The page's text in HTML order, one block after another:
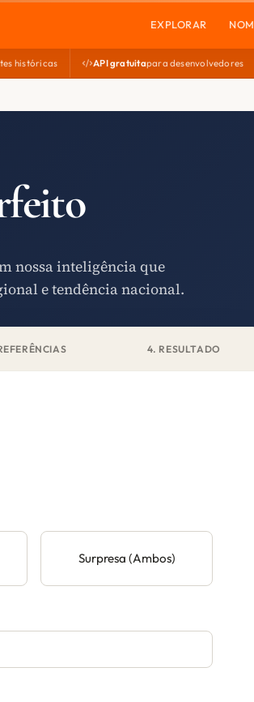
EXPLORAR
históricas API gratuitapara desenvolvedores
nossa inteligência que
e tendência nacional.
4. RESULTADO
Surpresa (Ambos)